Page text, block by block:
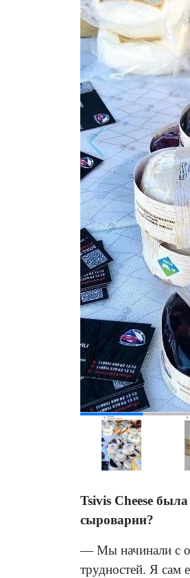
Tsivis Cheese
сыроварни?
— Мы начинали с
трудностей. Я сам